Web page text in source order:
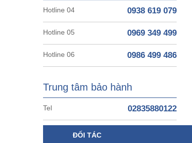
Hotline 04 0938 619 079
Hotline 05 0969 349 499
Hotline 06 0986 499 486
Trung tâm bảo hành
Tel 02835880122
ĐỐI TÁC